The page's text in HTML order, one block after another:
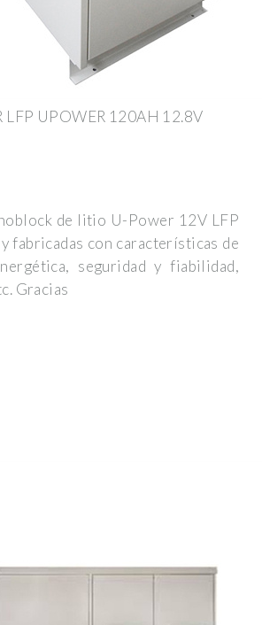
LFP UPOWER 120AH 12.8V
de litio U-Power 12V LFP
fabricadas con características de
seguridad y fiabilidad,
Gracias